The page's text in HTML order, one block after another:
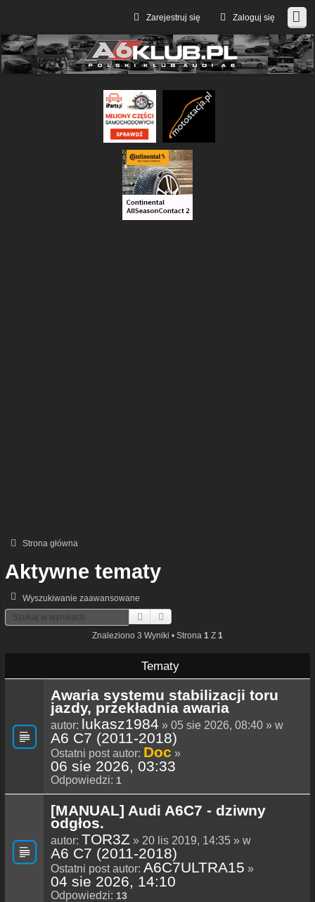
Zaloguj się
Zarejestruj się
Strona główna
Aktywne tematy
Wyszukiwanie zaawansowane
Szukaj
Znaleziono 3 Wyniki • Strona 1 Z 1
Tematy
Awaria systemu stabilizacji toru
jazdy, przekładnia awaria
autor: lukasz1984 » 05 sie 2026, 08:40 » w
A6 C7 (2011-2018)
Ostatni post autor: Doc »
06 sie 2026, 03:33
Odpowiedzi: 1
[MANUAL] Audi A6C7 - dziwny
odgłos.
autor: TOR3Z » 20 lis 2019, 14:35 » w
A6 C7 (2011-2018)
Ostatni post autor: A6C7ULTRA15 »
04 sie 2026, 14:10
Odpowiedzi: 13